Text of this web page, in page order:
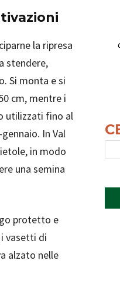
la ripresa
stendere,
Si monta e si
cm, mentre i
utilizzati fino al
In Val
in modo
una semina
protetto e
vasetti di
alzato nelle